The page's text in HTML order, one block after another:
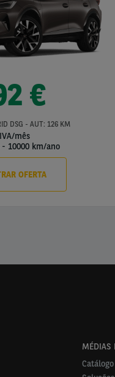
€
DSG - AUT: 126 KM
mês
- 10000 km/ano
OFERTA
MÉDIAS